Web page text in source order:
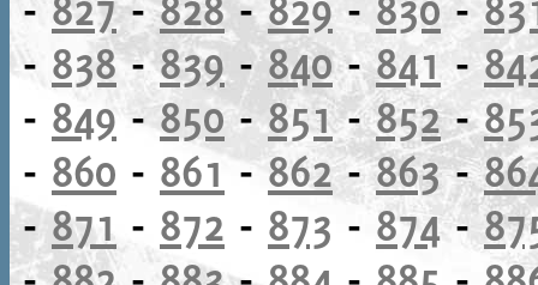
- 838-839-840-841-
- 849 -850-851-852-
- 860 - 861-862-863-
-871 - 872 - 873 - 874-